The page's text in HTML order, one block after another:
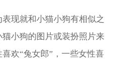
现就和小猫小狗有相似之
小狗的图片或装扮照片来
欢“兔女郎”，一些女性喜